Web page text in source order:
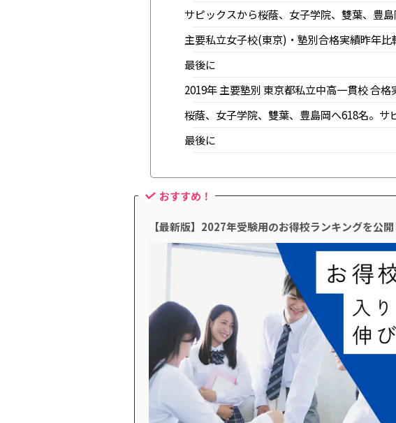
サピックスから桜蔭、女子学院、雙葉、豊
主要私立女子校(東京)・塾別合格実績昨年比
最後に
2019年 主要塾別 東京都私立中高一貫校 合格
桜蔭、女子学院、雙葉、豊島岡へ618名。サ
最後に
おすすめ！
【最新版】2027年受験用のお得校ランキングを公開